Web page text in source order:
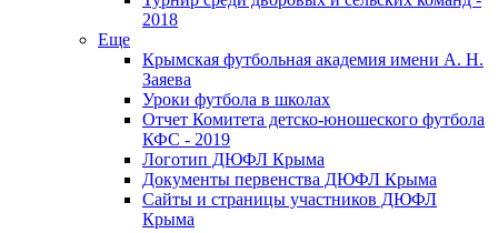
2018
Еще
Крымская футбольная академия имени А. Н.
Заяева
Уроки футбола в школах
Отчет Комитета детско-юношеского футбола
КФС - 2019
Логотип ДЮФЛ Крыма
Документы первенства ДЮФЛ Крыма
Сайты и страницы участников ДЮФЛ
Крыма